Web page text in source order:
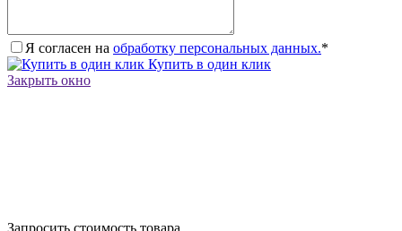
Я согласен на обработку персональных данных.*
Купить в один клик
Закрыть окно
Запросить стоимость товара